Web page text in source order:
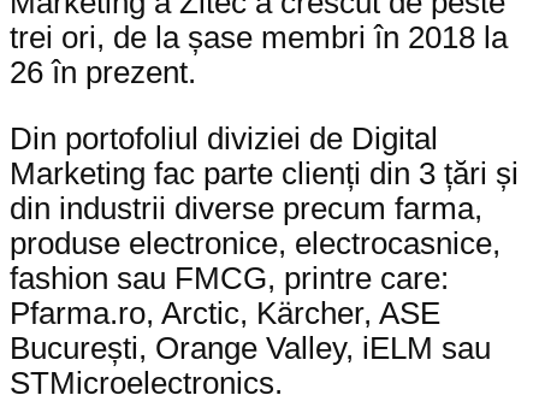
trei ori, de la șase membri în 2018 la
26 în prezent.
Din portofoliul diviziei de Digital
Marketing fac parte clienți din 3 țări și
din industrii diverse precum farma,
produse electronice, electrocasnice,
fashion sau FMCG, printre care:
Pfarma.ro, Arctic, Kärcher, ASE
București, Orange Valley, iELM sau
STMicroelectronics.